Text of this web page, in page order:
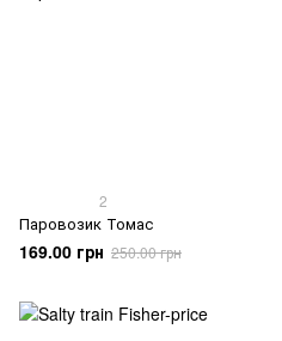
2
Паровозик Томас
169.00 грн 250.00 грн